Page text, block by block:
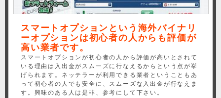
スマートオプションという海外バイナリ
ーオプションは初心者の人からも評価が
高い業者です。
スマートオプションが初心者の人から評価が高いとされて
いる理由は入出金がスムーズに行なえるからという点が挙
げられます。ネッテラーが利用できる業者ということもあ
って初心者の人でも安全に、スムーズな入出金が行なえま
す。興味のある人は是非、参考にして下さい。